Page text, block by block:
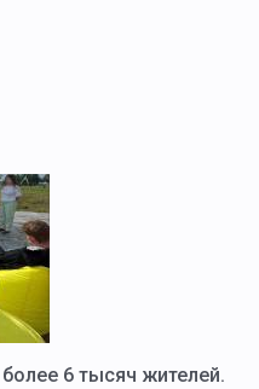
6 тысяч жителей.